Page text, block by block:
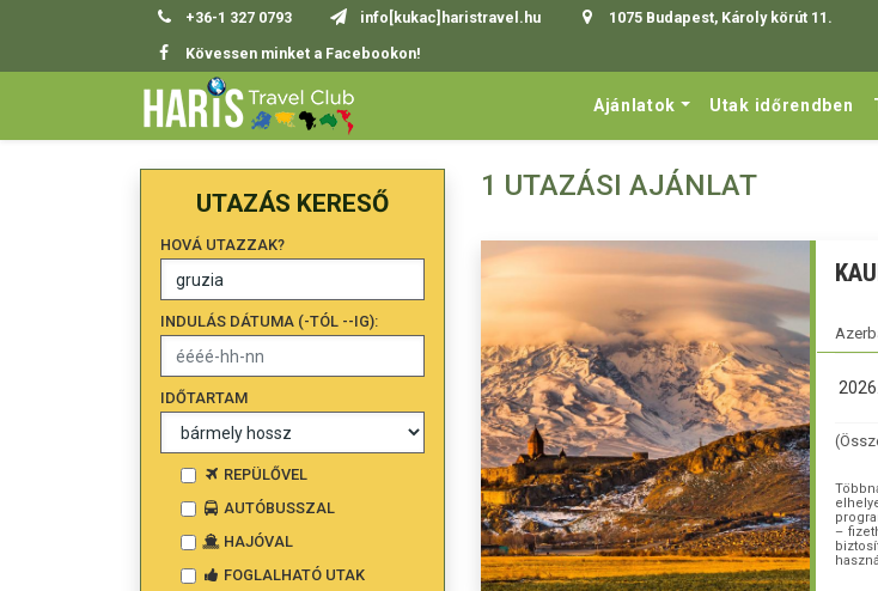
+36-1 327 0793 info[kukac]haristravel.hu
1075 Budapest, Károly körút 11.
Kövessen minket a Facebookon!
Ajánlatok Utak időrendben
UTAZÁS KERESŐ
HOVÁ UTAZZAK?
INDULÁS DÁTUMA (-TÓL --IG):
IDŐTARTAM
REPÜLŐVEL
AUTÓBUSSZAL
HAJÓVAL
FOGLALHATÓ UTAK
1 UTAZÁSI AJÁNLAT
–